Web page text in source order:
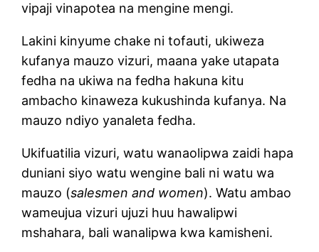
vipaji vinapotea na mengine mengi.
Lakini kinyume chake ni tofauti, ukiweza
kufanya mauzo vizuri, maana yake utapata
fedha na ukiwa na fedha hakuna kitu
ambacho kinaweza kukushinda kufanya. Na
mauzo ndiyo yanaleta fedha.
Ukifuatilia vizuri, watu wanaolipwa zaidi hapa
duniani siyo watu wengine bali ni watu wa
mauzo (salesmen and women). Watu ambao
wameujua vizuri ujuzi huu hawalipwi
mshahara, bali wanalipwa kwa kamisheni.